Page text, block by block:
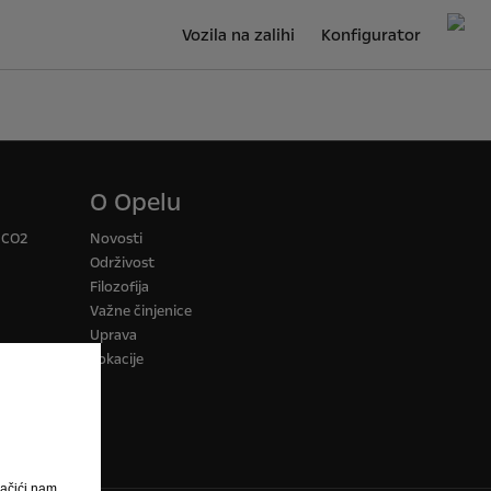
Vozila na zalihi Konfigurator
O Opelu
Novosti
Održivost
Filozofija
Važne činjenice
Uprava
Lokacije